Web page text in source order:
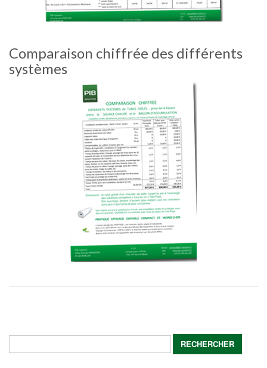
Comparaison chiffrée des différents
systèmes